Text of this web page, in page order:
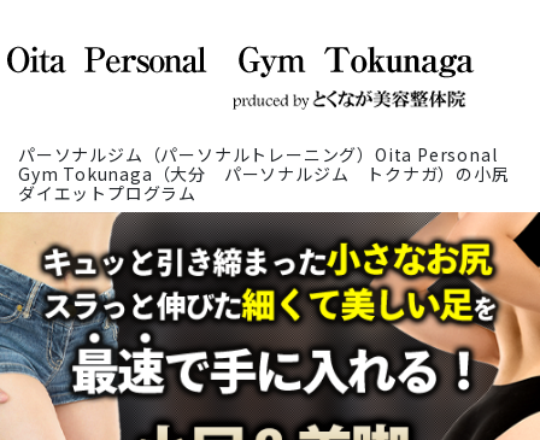
パーソナルジム（パーソナルトレーニング）Oita Personal
Gym Tokunaga（大分 パーソナルジム トクナガ）の小尻
ダイエットプログラム